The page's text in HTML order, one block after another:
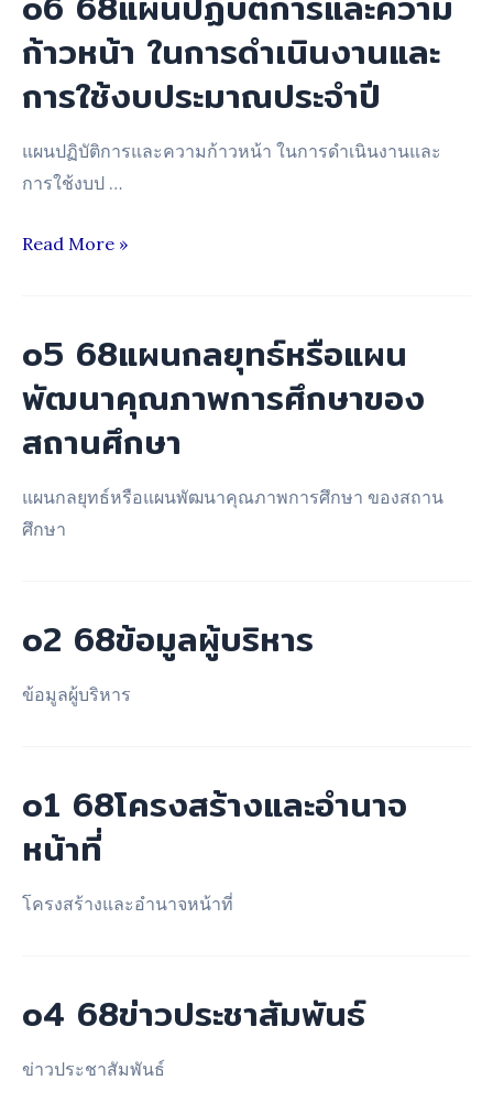
จ้าง
หรือ
การ
พัสดุ
ประจำ
พ.ศ.
ก้าวหน้า ในการดำเนินงานและ
การใช้งบประมาณประจำปี
แผนปฏิบัติการและความก้าวหน้า ในการดำเนินงานและ
การใช้งบป …
o6
การ
และ
ความ
ก้าวหน้า
การ
ดำเนิน
การ
ใช้
งบ
Read More »
o5 68แผนกลยุทธ์หรือแผน
พัฒนาคุณภาพการศึกษาของ
สถานศึกษา
แผนกลยุทธ์หรือแผนพัฒนาคุณภาพการศึกษา ของสถาน
ศึกษา
o2 68ข้อมูลผู้บริหาร
ข้อมูลผู้บริหาร
o1 68โครงสร้างและอำนาจ
หน้าที่
โครงสร้างและอำนาจหน้าที่
o4 68ข่าวประชาสัมพันธ์
ข่าวประชาสัมพันธ์